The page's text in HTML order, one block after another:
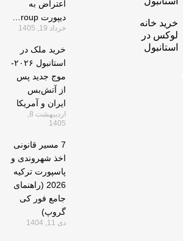
خرید خانه
لوکس در
استانبول
اعتراض به
خرداد 19, 1405
خرید ملک در
استانبول ۲۰۲۶-
موج جدید پس
از آتش‌بس
ایران و آمریکا
اردیبهشت 8,
1405
7 مسیر قانونی
اخذ شهروندی و
پاسپورت ترکیه
2026 (راهنمای
جامع فور کی
گروپ)
دی 11, 1404